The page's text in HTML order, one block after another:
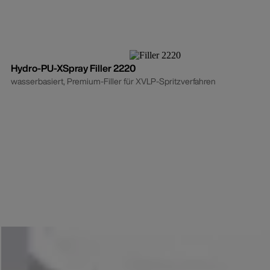
Hydro-PU-XSpray Filler 2220
wasserbasiert, Premium-Filler für XVLP-Spritzverfahren